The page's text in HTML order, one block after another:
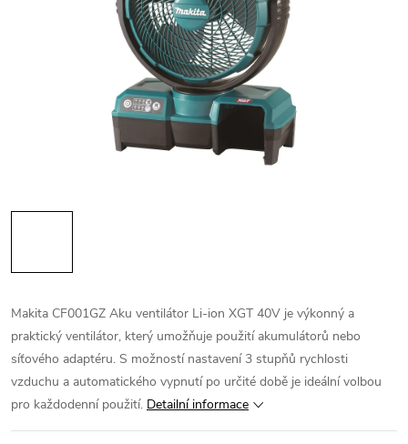
Makita CF001GZ Aku ventilátor Li-ion XGT 40V je výkonný a
praktický ventilátor, který umožňuje použití akumulátorů nebo
síťového adaptéru. S možností nastavení 3 stupňů rychlosti
vzduchu a automatického vypnutí po určité době je ideální volbou
pro každodenní použití. Detailní informace